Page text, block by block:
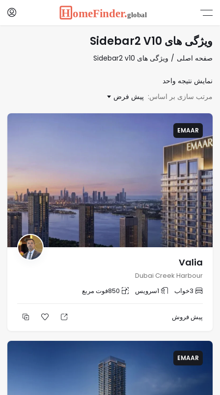
ویژگی های Sidebar2 V10
صفحه اصلی ویژگی های Sidebar2 v10
نمایش نتیجه واحد
مرتب سازی بر اساس: پیش فرض
EMAAR
Valia
Dubai Creek Harbour
3خواب 1سرویس 850فوت مربع
پیش فروش
EMAAR